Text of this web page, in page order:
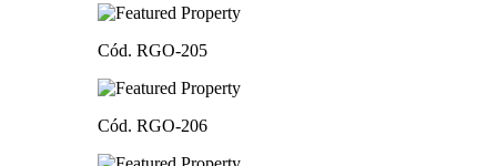
Cód. RGO-205
Cód. RGO-206